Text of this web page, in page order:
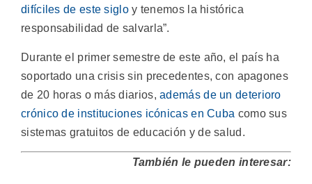
difíciles de este sigloy tenemos la histórica
responsabilidad de salvarla”.
Durante el primer semestre de este año, el país ha
soportado una crisis sin precedentes, con apagones
de 20 horas o más diarios,además de un deterioro
crónico de instituciones icónicas en Cuba como sus
sistemas gratuitos de educación y de salud.
También le pueden interesar: